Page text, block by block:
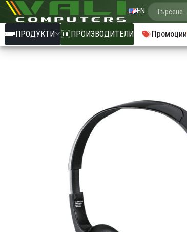
EN
ПРОДУКТИ ПРОИЗВОДИТЕЛИ Промоции